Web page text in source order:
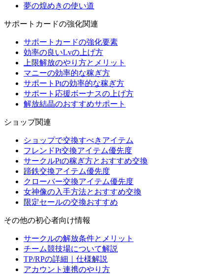
夢の煌めきの使い道
サポートカードの強化関連
サポートカードの強化要素
効率の良いLvの上げ方
上限解放のやり方とメリット
マニーの効率的な稼ぎ方
サポートPtの効率的な稼ぎ方
サポート応援ボーナスの上げ方
解放結晶のおすすめサポート
ショップ関連
ショップで交換すべきアイテム
フレンドPt交換アイテム優先度
サークルPtの稼ぎ方とおすすめ交換
蹄鉄交換アイテム優先度
クローバー交換アイテム優先度
女神像の入手方法とおすすめ交換
限定セールの交換おすすめ
その他の初心者向け情報
サークルの解放条件とメリット
チーム競技場について解説
TP/RPの詳細｜仕様解説
アカウント連携のやり方